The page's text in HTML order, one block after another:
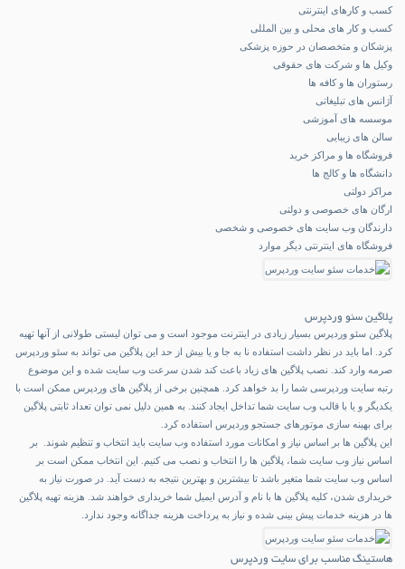
کسب و کارهای اینترنتی
کسب و کار های محلی و بین المللی
پزشکان و متخصصان در حوزه پزشکی
وکیل ها و شرکت های حقوقی
رستوران ها و کافه ها
آژانس های تبلیغاتی
موسسه های آموزشی
سالن های زیبایی
فروشگاه ها و مراکز خرید
دانشگاه ها و کالج ها
مراکز دولتی
ارگان های خصوصی و دولتی
دارندگان وب سایت های خصوصی و شخصی
فروشگاه های اینترنتی دیگر موارد
پلاگین سئو وردپرس
پلاگین سئو وردپرس بسیار زیادی در اینترنت موجود است و می توان لیستی طولانی از آنها تهیه
کرد. اما باید در نظر داشت استفاده نا به جا و یا بیش از حد این پلاگین می تواند به سئو وردپرس
صرمه وارد کند. نصب پلاگین های زیاد باعث کند شدن سرعت وب سایت شده و این موضوع
رتبه سایت وردپرسی شما را بد خواهد کرد. همچنین برخی از پلاگین های وردپرس ممکن است با
یکدیگر و یا با قالب وب سایت شما تداخل ایجاد کنند. به همین دلیل نمی توان تعداد ثابتی پلاگین
برای بهینه سازی موتورهای جستجو وردپرس استفاده کرد.
این پلاگین ها بر اساس نیاز و امکانات مورد استفاده وب سایت باید انتخاب و تنظیم شوند. بر
اساس نیاز وب سایت شما، پلاگین ها را انتخاب و نصب می کنیم. این انتخاب ممکن است بر
اساس وب سایت شما متغیر باشد تا بیشترین و بهترین نتیجه به دست آید. در صورت نیاز به
خریداری شدن، کلیه پلاگین ها با نام و آدرس ایمیل شما خریداری خواهند شد. هزینه تهیه پلاگین
ها در هزینه خدمات پیش بینی شده و نیاز به پرداخت هزینه جداگانه وجود ندارد.
هاستینگ مناسب برای سایت وردپرس